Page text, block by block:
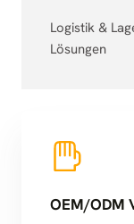
Logistik &
Lösungen
OEM/ODM